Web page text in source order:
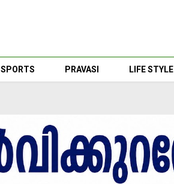
SPORTS PRAVASI LIFE STYLE